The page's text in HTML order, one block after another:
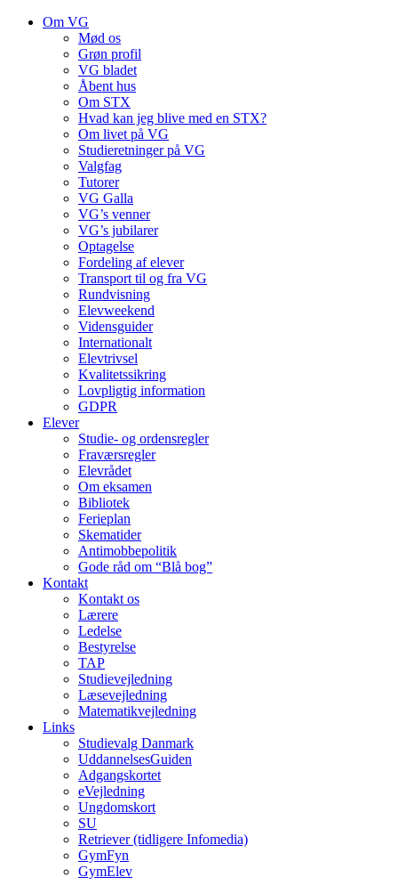
Om VG
Mød os
Grøn profil
VG bladet
Åbent hus
Om STX
Hvad kan jeg blive med en STX?
Om livet på VG
Studieretninger på VG
Valgfag
Tutorer
VG Galla
VG’s venner
VG’s jubilarer
Optagelse
Fordeling af elever
Transport til og fra VG
Rundvisning
Elevweekend
Vidensguider
Internationalt
Elevtrivsel
Kvalitetssikring
Lovpligtig information
GDPR
Elever
Studie- og ordens­regler
Fraværsregler
Elevrådet
Om eksamen
Bibliotek
Ferieplan
Skematider
Antimobbepolitik
Gode råd om “Blå bog”
Kontakt
Kontakt os
Lærere
Ledelse
Bestyrelse
TAP
Studievejledning
Læsevejledning
Matematikvejledning
Links
Studievalg Danmark
UddannelsesGuiden
Adgangskortet
eVejledning
Ungdomskort
SU
Retriever (tidligere Infomedia)
GymFyn
GymElev